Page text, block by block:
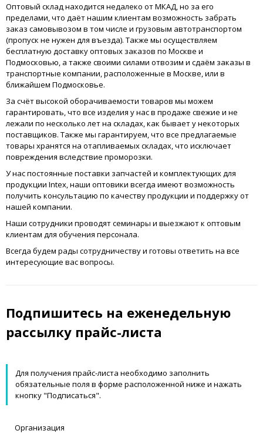
Оптовый склад находится недалеко от МКАД, но за его
пределами, что даёт нашим клиентам возможность забрать
заказ самовывозом в том числе и грузовым автотранспортом
(пропуск не нужен для въезда). Также мы осуществляем
бесплатную доставку оптовых заказов по Москве и
Подмосковью, а также своими силами отвозим и сдаём заказы в
транспортные компании, расположенные в Москве, или в
ближайшем Подмосковье.
За счёт высокой оборачиваемости товаров мы можем
гарантировать, что все изделия у нас в продаже свежие и не
лежали по несколько лет на складах, как бывает у некоторых
поставщиков. Также мы гарантируем, что все предлагаемые
товары хранятся на отапливаемых складах, что исключает
повреждения вследствие проморозки.
У нас постоянные поставки запчастей и комплектующих для
продукции Intex, наши оптовики всегда имеют возможность
получить консультацию по качеству продукции и поддержку от
нашей компании.
Наши сотрудники проводят семинары и выезжают к оптовым
клиентам для обучения персонала.
Всегда будем рады сотрудничеству и готовы ответить на все
интересующие вас вопросы.
Подпишитесь на еженедельную
рассылку прайс-листа
Для получения прайс-листа необходимо заполнить
обязательные поля в форме расположенной ниже и нажать
кнопку "Подписаться".
Организация